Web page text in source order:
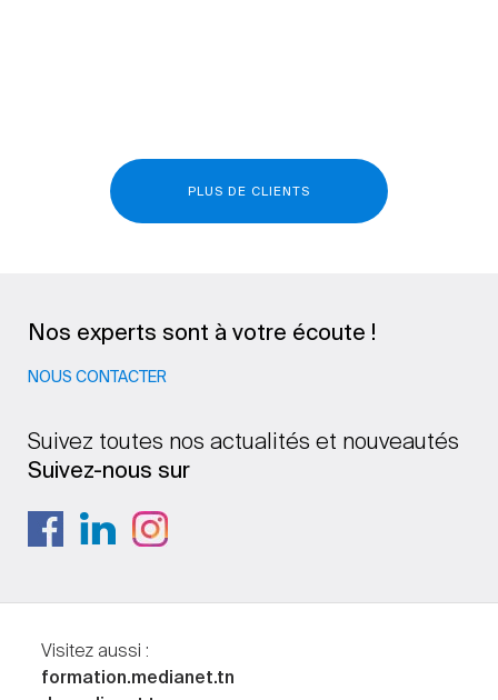
PLUS DE CLIENTS
Nos experts sont à votre écoute !
NOUS CONTACTER
Suivez toutes nos actualités et nouveautés
Suivez-nous sur
Visitez aussi :
formation.medianet.tn